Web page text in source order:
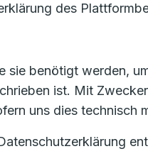
des
sie benötigt werden,
ist. Mit
uns dies technisch